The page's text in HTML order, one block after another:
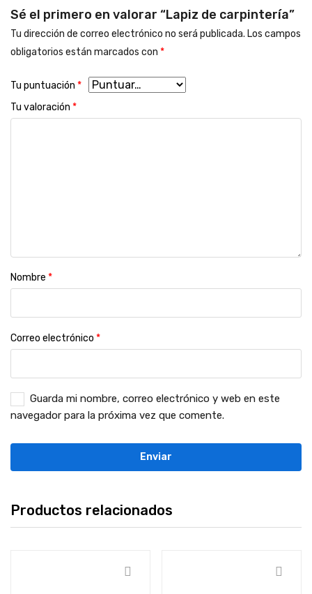
Sé el primero en valorar “Lapiz de carpintería”
Tu dirección de correo electrónico no será publicada. Los campos
obligatorios están marcados con *
Tu puntuación *
Tu valoración *
Nombre *
Correo electrónico *
Guarda mi nombre, correo electrónico y web en este
navegador para la próxima vez que comente.
Productos relacionados